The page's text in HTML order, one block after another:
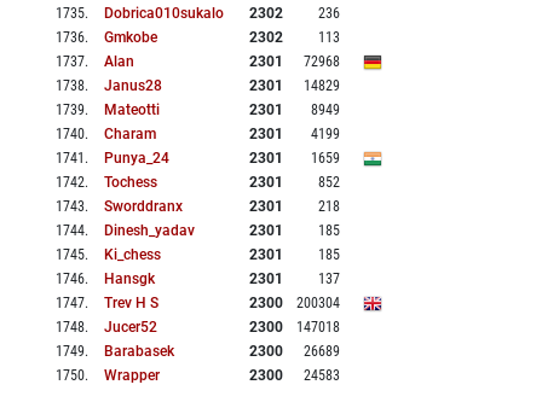
1735. Dobrica010sukalo 2302
236
1736. Gmkobe 2302
113
1737. Alan 2301
72968
1738. Janus28 2301
14829
1739. Mateotti 2301
8949
1740. Charam 2301
4199
1741 . Punya_24 2301
1659
1742. Tochess 2301
852
1743. Sworddranx 2301
218
1744. Dinesh_yadav 2301
185
1745. Ki_chess 2301
185
1746. Hansgk 2301
137
1747. Trev H S 2300
200304
1748. Jucer52 2300
147018
1749. Barabasek 2300
26689
1750. Wrapper 2300 24583